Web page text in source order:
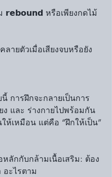
𝗿𝗲𝗯𝗼𝘂𝗻𝗱 หรือเพียงกดไม้
ลายตัวเมื่อเสียงจบหรือยัง
การฝึกจะกลายเป็นการ
ง และ ร่างกายไปพร้อมกัน
ห้เหมือน แต่คือ “ฝึกให้เป็น”
หลักกับกล้ามเนื้อเสริม: ต้อง
อะไรตาม